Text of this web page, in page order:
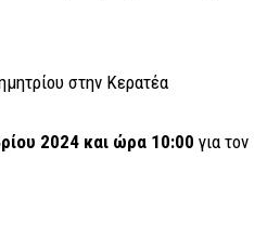
στην Κερατέα
2024 και ώρα 10:00 για τον